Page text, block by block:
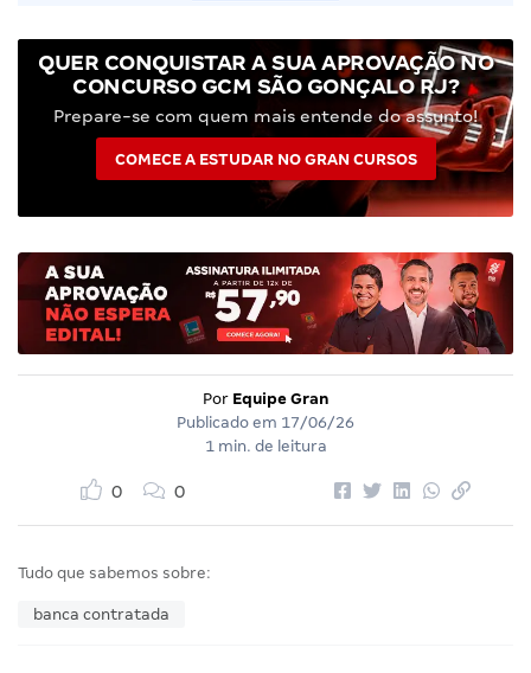
QUER CONQUISTAR A SUA APROVAÇÃO NO
CONCURSO GCM SÃO GONÇALO RJ?
Prepare-se com quem mais entende do assunto!
COMECE A ESTUDAR NO GRAN CURSOS
Por Equipe Gran
Publicado em 17/06/26
1 min. de leitura
0 0
Tudo que sabemos sobre:
banca contratada